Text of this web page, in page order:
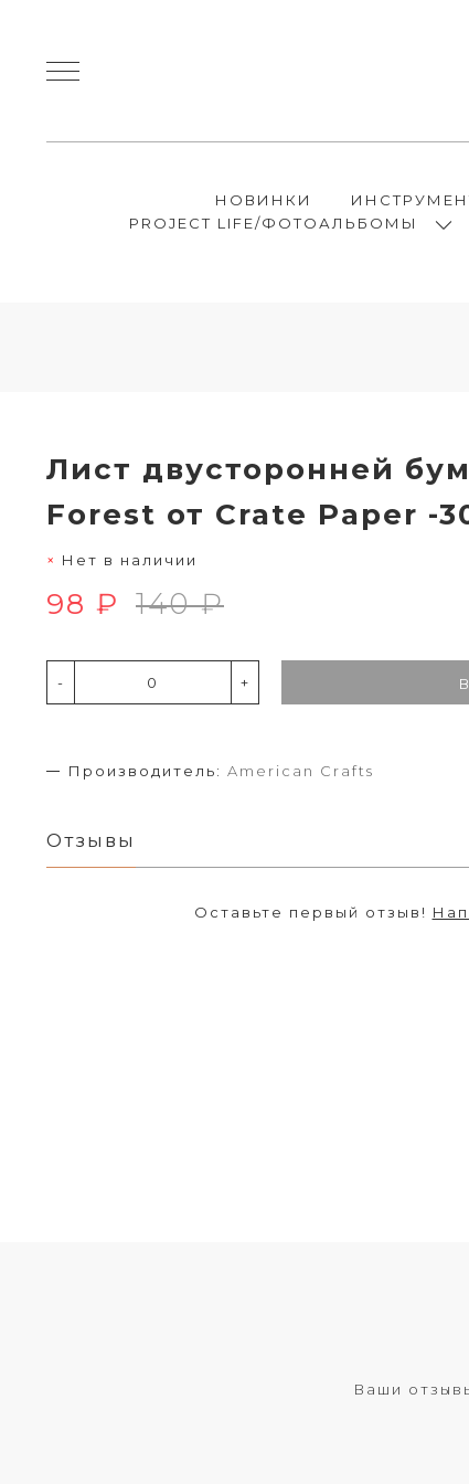
НОВИНКИ
PROJECT LIFE/ФОТОАЛЬБОМЫ
Лист двусторонней
Forest от Crate Paper -
Нет в наличии
98 ₽ 140 ₽
- +
Производитель: American Crafts
Отзывы
Оставьте первый отзыв!
Ваши